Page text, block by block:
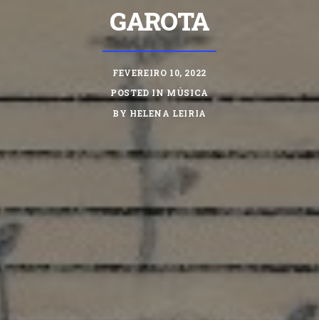
GAROTA
FEVEREIRO 10, 2022
POSTED INMÚSICA
BY HELENA LEIRIA